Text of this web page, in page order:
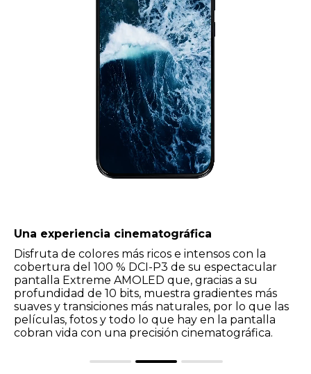
Diseñado para ser cómodo
La baja emisión de luz azul certificada por SGS y la
reducción del desenfoque por movimiento
ayudan a proteger tus ojos y proporcionan una
experiencia visual más cómoda, mientras que la
tecnología Water Touch ajusta la sensibilidad de
la pantalla táctil para que funcione
perfectamente bajo la lluvia o junto a una piscina.